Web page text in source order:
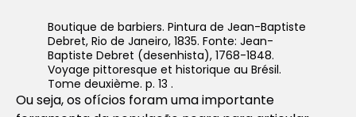
Boutique de barbiers. Pintura de Jean-Baptiste
Debret, Rio de Janeiro, 1835. Fonte: Jean-
Baptiste Debret (desenhista), 1768-1848.
Voyage pittoresque et historique au Brésil.
Tome deuxième. p. 13 .
Ou seja, os ofícios foram uma importante